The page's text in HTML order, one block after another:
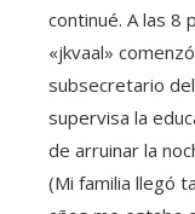
continué. A las 8
«jkvaal»
subsecretario
supervisa la
de arruinar la
(Mi familia llegó